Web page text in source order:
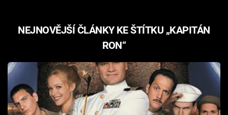
Seriály
NEJNOVĚJŠÍ ČLÁNKY KE ŠTÍTKU „KAPITÁN
RON“